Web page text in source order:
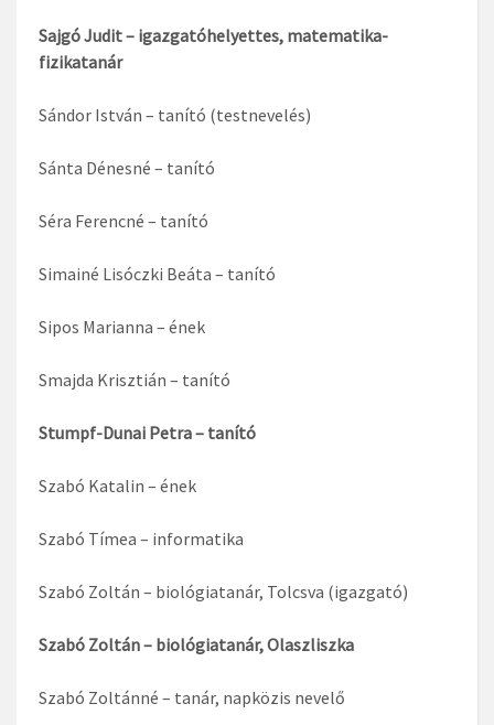
Sajgó Judit – igazgatóhelyettes, matematika-
fizikatanár
Sándor István – tanító (testnevelés)
Sánta Dénesné – tanító
Séra Ferencné – tanító
Simainé Lisóczki Beáta – tanító
Sipos Marianna – ének
Smajda Krisztián – tanító
Stumpf-Dunai Petra – tanító
Szabó Katalin – ének
Szabó Tímea – informatika
Szabó Zoltán – biológiatanár, Tolcsva (igazgató)
Szabó Zoltán – biológiatanár, Olaszliszka
Szabó Zoltánné – tanár, napközis nevelő